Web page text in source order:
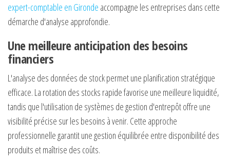
expert-comptable en Gironde accompagne les entreprises dans cette
démarche d'analyse approfondie.
Une meilleure anticipation des besoins
financiers
L'analyse des données de stock permet une planification stratégique
efficace. La rotation des stocks rapide favorise une meilleure liquidité,
tandis que l'utilisation de systèmes de gestion d'entrepôt offre une
visibilité précise sur les besoins à venir. Cette approche
professionnelle garantit une gestion équilibrée entre disponibilité des
produits et maîtrise des coûts.